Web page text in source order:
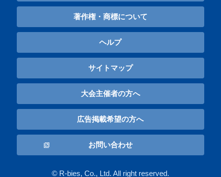
著作権・商標について
ヘルプ
サイトマップ
大会主催者の方へ
広告掲載希望の方へ
お問い合わせ
© R-bies, Co., Ltd. All right reserved.